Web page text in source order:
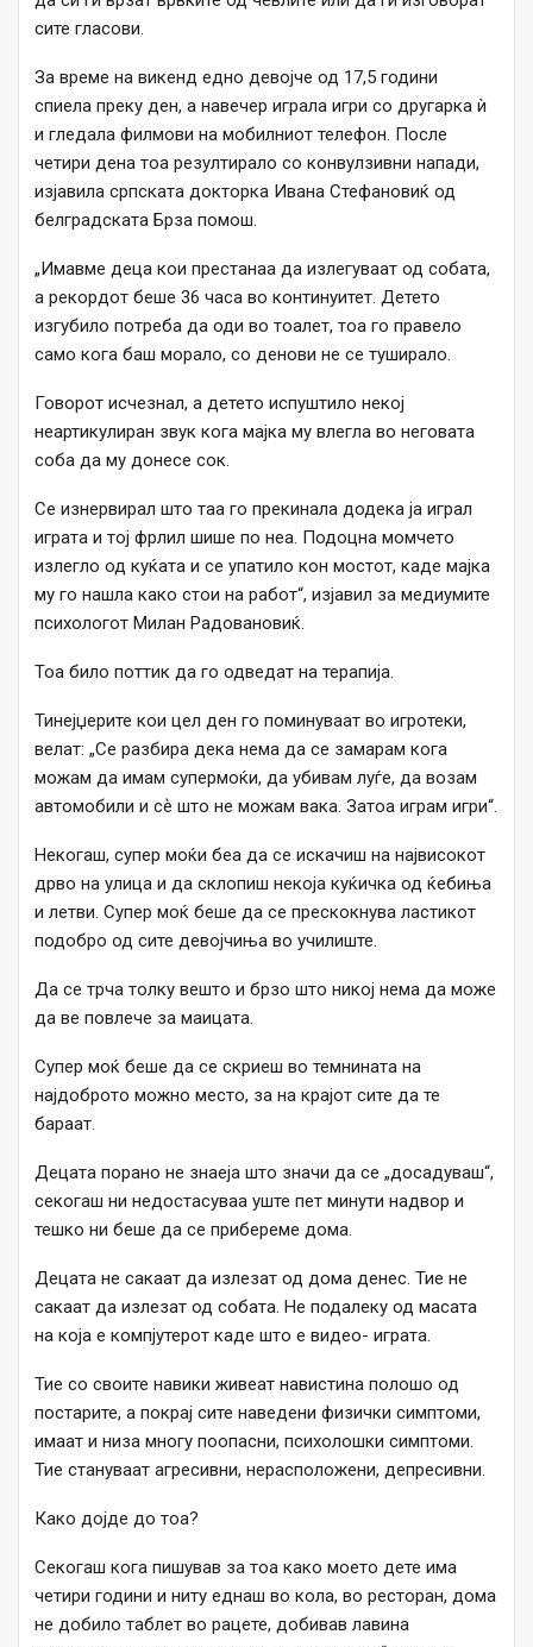
сите гласови.
За време на викенд едно девојче од 17,5 години
спиела преку ден, а навечер играла игри со другарка ѝ
и гледала филмови на мобилниот телефон. После
четири дена тоа резултирало со конвулзивни напади,
изјавила српската докторка Ивана Стефановиќ од
белградската Брза помош.
„Имавме деца кои престанаа да излегуваат од собата,
а рекордот беше 36 часа во континуитет. Детето
изгубило потреба да оди во тоалет, тоа го правело
само кога баш морало, со денови не се туширало.
Говорот исчезнал, а детето испуштило некој
неартикулиран звук кога мајка му влегла во неговата
соба да му донесе сок.
Се изнервирал што таа го прекинала додека ја играл
играта и тој фрлил шише по неа. Подоцна момчето
излегло од куќата и се упатило кон мостот, каде мајка
му го нашла како стои на работ“, изјавил за медиумите
психологот Милан Радовановиќ.
Тоа било поттик да го одведат на терапија.
Тинејџерите кои цел ден го поминуваат во игротеки,
велат: „Се разбира дека нема да се замарам кога
можам да имам супермоќи, да убивам луѓе, да возам
автомобили и сѐ што не можам вака. Затоа играм игри“.
Некогаш, супер моќи беа да се искачиш на највисокот
дрво на улица и да склопиш некоја куќичка од ќебиња
и летви. Супер моќ беше да се прескокнува ластикот
подобро од сите девојчиња во училиште.
Да се трча толку вешто и брзо што никој нема да може
да ве повлече за маицата.
Супер моќ беше да се скриеш во темнината на
најдоброто можно место, за на крајот сите да те
бараат.
Децата порано не знаеја што значи да се „досадуваш“,
секогаш ни недостасуваа уште пет минути надвор и
тешко ни беше да се прибереме дома.
Децата не сакаат да излезат од дома денес. Тие не
сакаат да излезат од собата. Не подалеку од масата
на која е компјутерот каде што е видео- играта.
Тие со своите навики живеат навистина полошо од
постарите, а покрај сите наведени физички симптоми,
имаат и низа многу поопасни, психолошки симптоми.
Тие стануваат агресивни, нерасположени, депресивни.
Како дојде до тоа?
Секогаш кога пишував за тоа како моето дете има
четири години и ниту еднаш во кола, во ресторан, дома
не добило таблет во рацете, добивав лавина